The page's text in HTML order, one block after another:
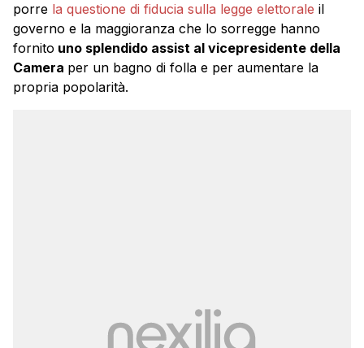
porre la questione di fiducia sulla legge elettorale il
governo e la maggioranza che lo sorregge hanno
fornito uno splendido assist al vicepresidente della
Camera per un bagno di folla e per aumentare la
propria popolarità.